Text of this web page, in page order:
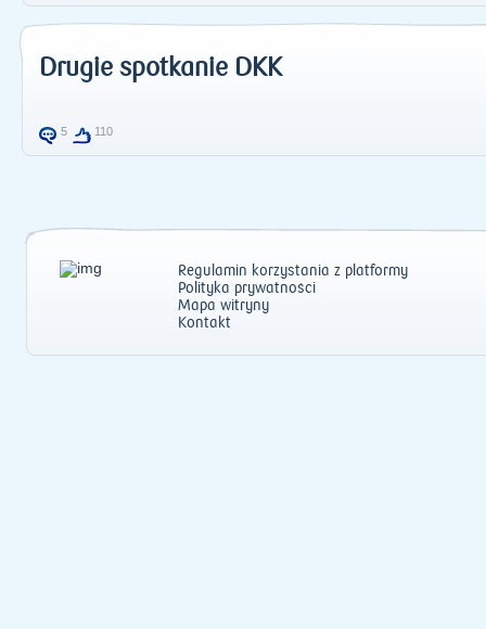
Drugie spotkanie DKK
5 110
Regulamin korzystania z platformy
Polityka prywatności
Mapa witryny
Kontakt